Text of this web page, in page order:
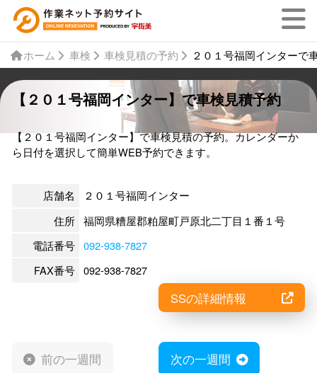
ホーム 車検 車検見積の予約 ２０１号福岡インターで
【２０１号福岡インター】で車検見積予約
【２０１号福岡インター】で車検見積の予約。カレンダーか
ら日付を選択して簡単WEB予約できます。
店舗名
２０１号福岡インター
住所 福岡県糟屋郡粕屋町戸原北二丁目１番１号
電話番号 092-938-7827
FAX番号 092-938-7827
SSの詳細情報
前の一週間 次の一週間